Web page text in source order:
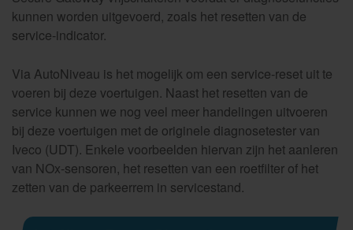
kunnen worden uitgevoerd, zoals het resetten van de
service-indicator.
Via AutoNiveau is het mogelijk om een service-reset uit te
voeren bij deze voertuigen. Naast het resetten van de
service kunnen we nog veel meer handelingen uitvoeren
bij deze voertuigen met de originele diagnosetester van
Iveco (UDT). Enkele voorbeelden hiervan zijn het aanleren
van NOx-sensoren, het resetten van een roetfilter of het
zetten van de parkeerrem in servicestand.